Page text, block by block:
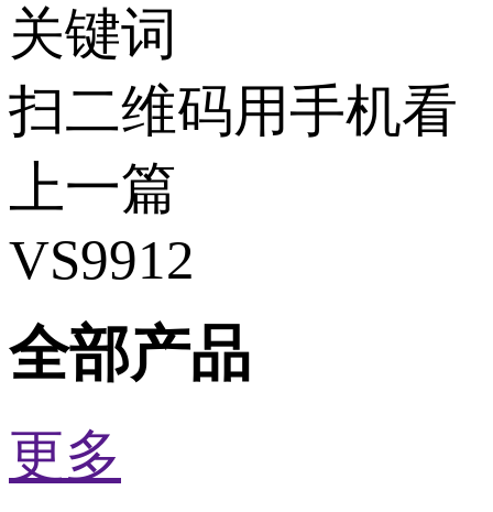
关键词
扫二维码用手机看
上一篇
VS9912
全部产品
更多